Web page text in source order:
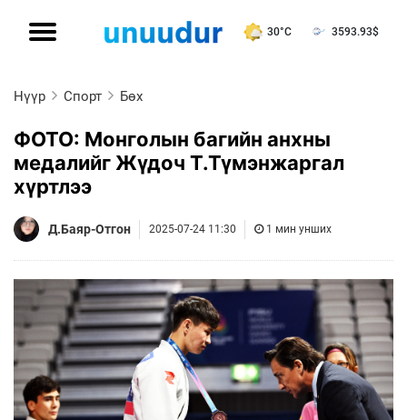
30°C 3593.93$
Нүүр Спорт Бөх
ФОТО: Монголын багийн анхны
медалийг Жүдоч Т.Түмэнжаргал
хүртлээ
Д.Баяр-Отгон 2025-07-24 11:30 1 мин унших